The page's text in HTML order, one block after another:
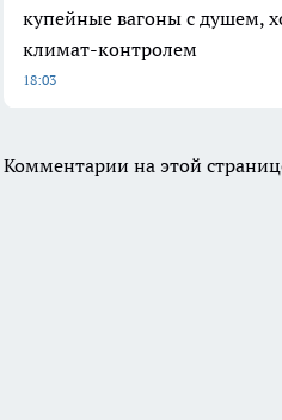
купейные вагоны с душем,
климат-контролем
18:03
Комментарии на этой